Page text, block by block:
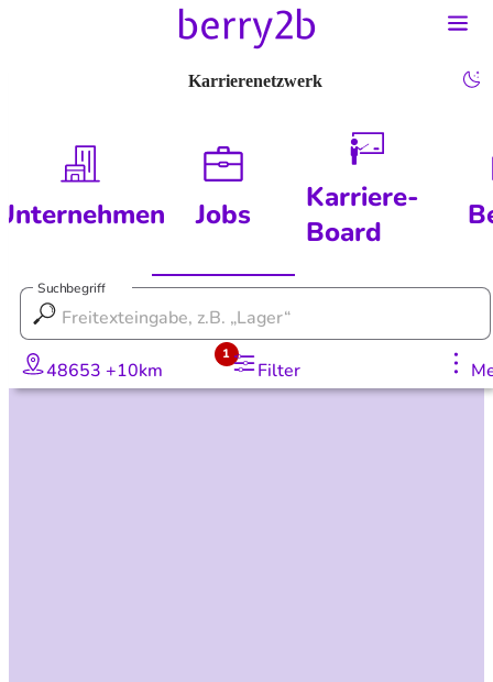
Karrierenetzwerk
Jobs
Karriere-
Board
Suchbegriff
48653 +10km Filter
1